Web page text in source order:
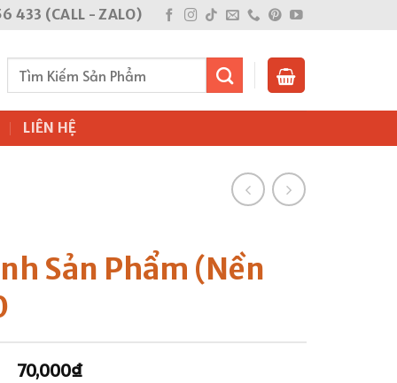
433 (CALL - ZALO)
Tìm
kiếm:
LIÊN HỆ
Sản Phẩm (Nền
70,000₫